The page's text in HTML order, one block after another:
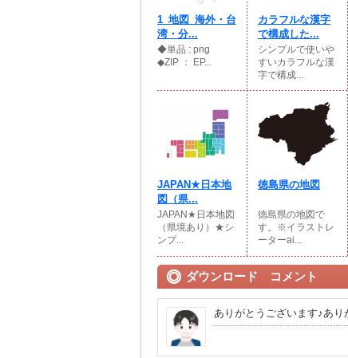
1_地図_海外・台
湾・分...
◆単品 : png
◆ZIP ： EP...
カラフルな漢字
で構成した...
シンプルで使いや
すいカラフルな漢
字で構成...
JAPAN★日本地
図（県...
JAPAN★日本地図
（県境あり）★シ
ンプ...
徳島県の地図
徳島県の地図で
す。※イラストレ
ーターai...
ダウンロード コメント
ありがとうございます♪あ